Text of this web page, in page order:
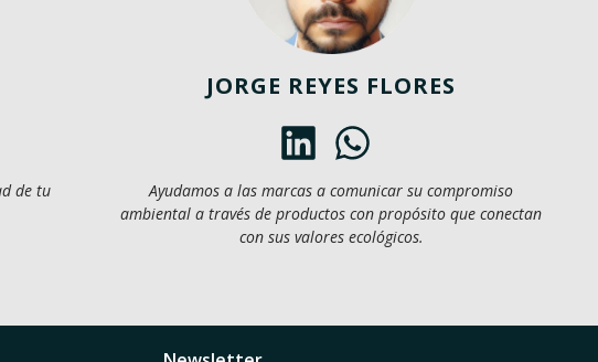
de tu
JORGE REYES FLORES
Ayudamos a las marcas a comunicar su compromiso
ambiental a través de productos con propósito que conectan
con sus valores ecológicos.